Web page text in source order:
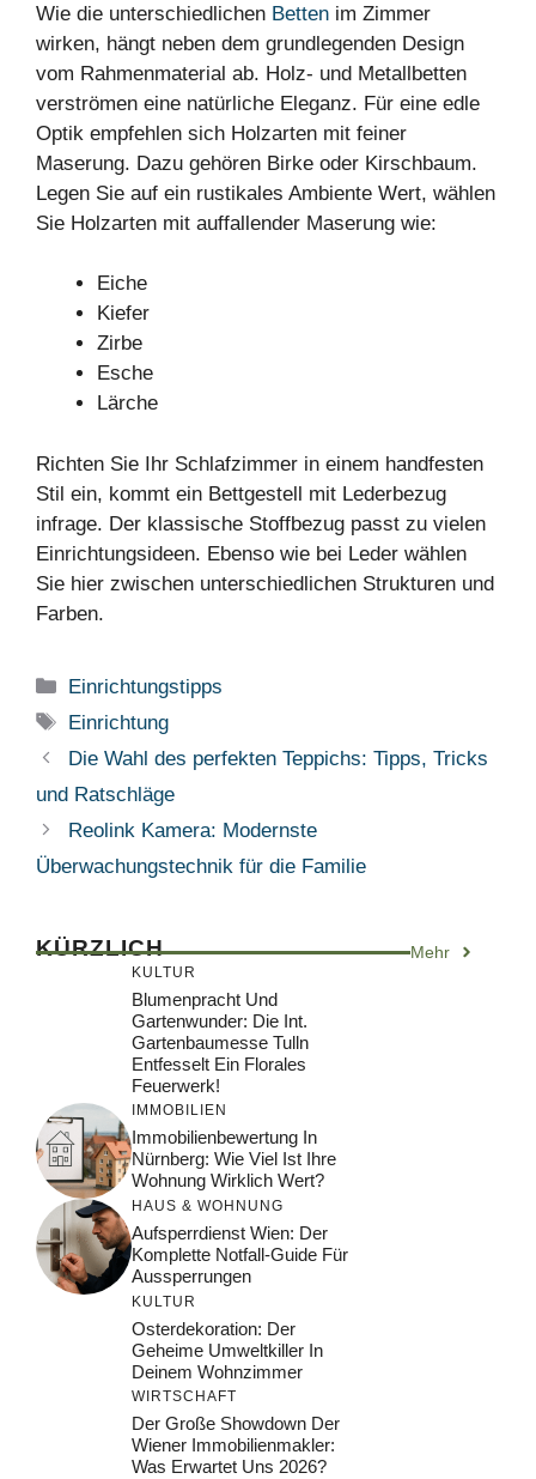
Wie die unterschiedlichen Betten im Zimmer
wirken, hängt neben dem grundlegenden Design
vom Rahmenmaterial ab. Holz- und Metallbetten
verströmen eine natürliche Eleganz. Für eine edle
Optik empfehlen sich Holzarten mit feiner
Maserung. Dazu gehören Birke oder Kirschbaum.
Legen Sie auf ein rustikales Ambiente Wert, wählen
Sie Holzarten mit auffallender Maserung wie:
Eiche
Kiefer
Zirbe
Esche
Lärche
Richten Sie Ihr Schlafzimmer in einem handfesten
Stil ein, kommt ein Bettgestell mit Lederbezug
infrage. Der klassische Stoffbezug passt zu vielen
Einrichtungsideen. Ebenso wie bei Leder wählen
Sie hier zwischen unterschiedlichen Strukturen und
Farben.
Kategorien
Einrichtungstipps
Schlagwörter
Einrichtung
Die Wahl des perfekten Teppichs: Tipps, Tricks
und Ratschläge
Reolink Kamera: Modernste
Überwachungstechnik für die Familie
KÜRZLICH Mehr
KULTUR
Blumenpracht Und
Gartenwunder: Die Int.
Gartenbaumesse Tulln
Entfesselt Ein Florales
Feuerwerk!
IMMOBILIEN
Immobilienbewertung In
Nürnberg: Wie Viel Ist Ihre
Wohnung Wirklich Wert?
HAUS & WOHNUNG
Aufsperrdienst Wien: Der
Komplette Notfall-Guide Für
Aussperrungen
KULTUR
Osterdekoration: Der
Geheime Umweltkiller In
Deinem Wohnzimmer
WIRTSCHAFT
Der Große Showdown Der
Wiener Immobilienmakler:
Was Erwartet Uns 2026?